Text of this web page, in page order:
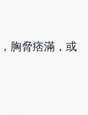
胸脅痞滿，或